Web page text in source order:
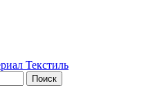
Поиск